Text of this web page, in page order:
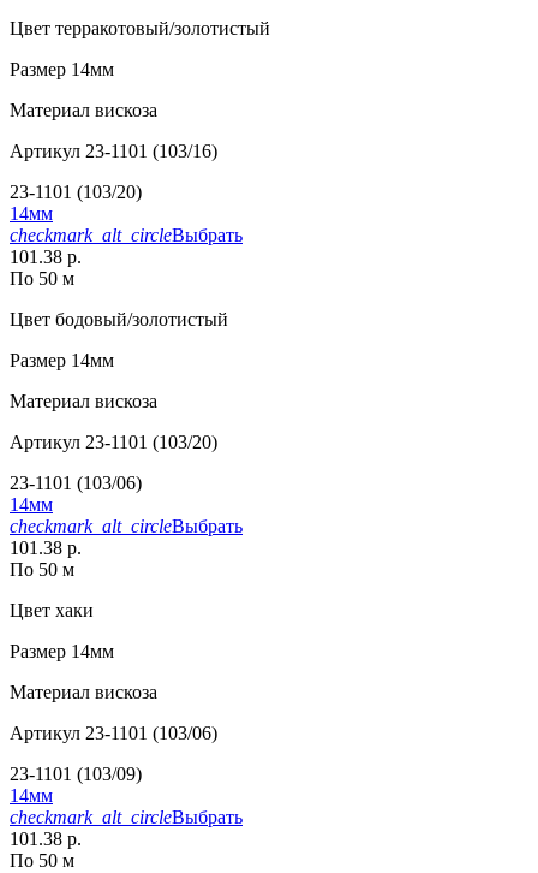
Цвет терракотовый/золотистый
Размер 14мм
Материал вискоза
Артикул 23-1101 (103/16)
23-1101 (103/20)
14мм
checkmark_alt_circleВыбрать
101.38 р.
По 50 м
Цвет бодовый/золотистый
Размер 14мм
Материал вискоза
Артикул 23-1101 (103/20)
23-1101 (103/06)
14мм
checkmark_alt_circleВыбрать
101.38 р.
По 50 м
Цвет хаки
Размер 14мм
Материал вискоза
Артикул 23-1101 (103/06)
23-1101 (103/09)
14мм
checkmark_alt_circleВыбрать
101.38 р.
По 50 м